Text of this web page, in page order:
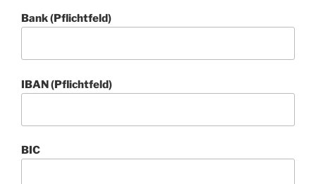
Bank (Pflichtfeld)
IBAN (Pflichtfeld)
BIC